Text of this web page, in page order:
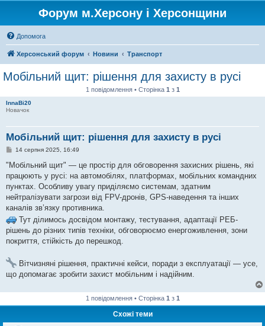
Форум м.Херсону і Херсонщини
Допомога
Херсонський форум Новини Транспорт
Мобільний щит: рішення для захисту в русі
1 повідомлення • Сторінка 1 з 1
InnaBi20
Новачок
Мобільний щит: рішення для захисту в русі
П
в
д
о
л
е
н
14 серпня 2025, 16:49
"Мобільний щит" — це простір для обговорення захисних рішень, які
працюють у русі: на автомобілях, платформах, мобільних командних
пунктах. Особливу увагу приділяємо системам, здатним
нейтралізувати загрози від FPV-дронів, GPS-наведення та інших
каналів зв’язку противника.
Тут ділимось досвідом монтажу, тестування, адаптації РЕБ-
рішень до різних типів техніки, обговорюємо енергоживлення, зони
покриття, стійкість до перешкод.
Вітчизняні рішення, практичні кейси, поради з експлуатації — усе,
що допомагає зробити захист мобільним і надійним.
1 повідомлення • Сторінка 1 з 1
Схожі теми